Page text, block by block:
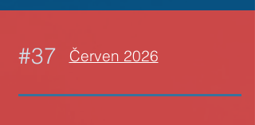
#37 Červen 2026